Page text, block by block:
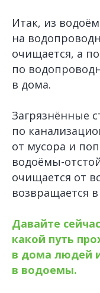
Итак, из
на
очищается, а
по
в дома.
Загрязнённые
по
от мусора и
водоёмы-
очищается от
возвращается в
Давайте
какой путь
в дома людей
в водоемы.